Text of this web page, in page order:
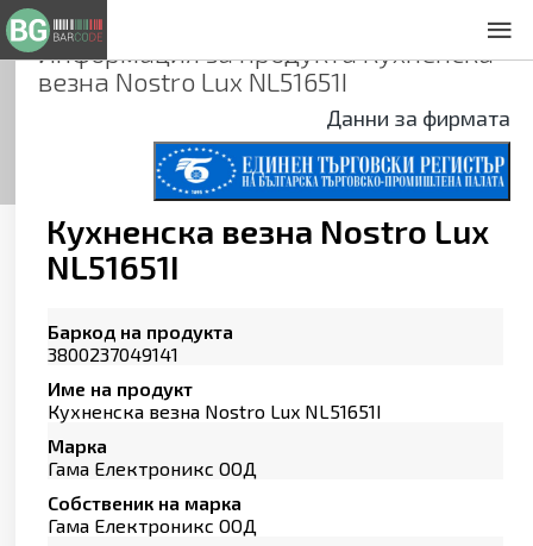
Информация за продуктаКухненска
везна Nostro Lux NL51651I
Данни за фирмата
Кухненска везна Nostro Lux
NL51651I
Баркод на продукта
3800237049141
Име на продукт
Кухненска везна Nostro Lux NL51651I
Марка
Гама Електроникс ООД
Собственик на марка
Гама Електроникс ООД
Общи условия
Декларация за проверителност
Заснемане на продукти
Контакти